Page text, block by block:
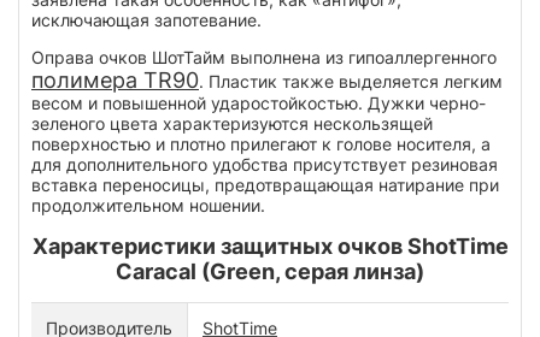
исключающая запотевание.
Оправа очков ШотТайм выполнена из гипоаллергенного
полимера TR90. Пластик также выделяется легким
весом и повышенной ударостойкостью. Дужки черно-
зеленого цвета характеризуются нескользящей
поверхностью и плотно прилегают к голове носителя, а
для дополнительного удобства присутствует резиновая
вставка переносицы, предотвращающая натирание при
продолжительном ношении.
Характеристики защитных очков ShotTime
Caracal (Green, серая линза)
Производитель ShotTime